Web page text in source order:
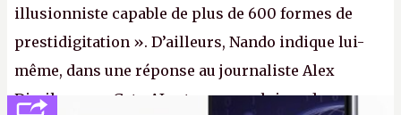
illusionniste capable de plus de 600 formes de
prestidigitation ». D’ailleurs, Nando indique lui-
même, dans une réponse au journaliste Alex
Dimikas, que Gato AI est « encore loin » de